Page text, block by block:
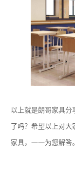
以上就是朗哥家具分
了吗？希望以上对
家具，一一为您解答。